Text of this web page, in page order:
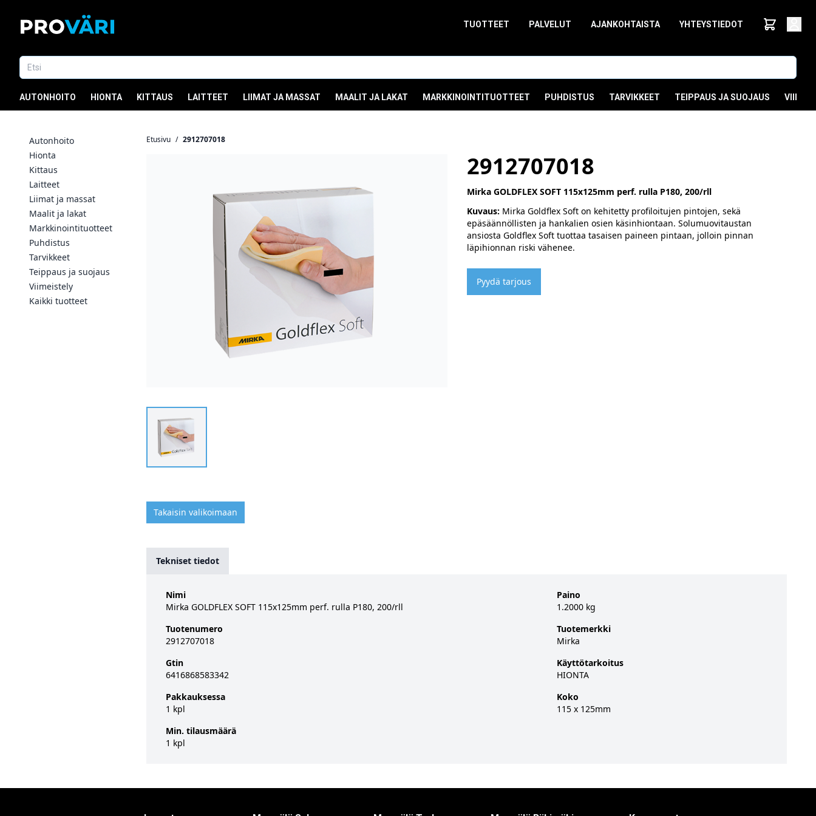
TUOTTEET PALVELUT AJANKOHTAISTA YHTEYSTIEDOT
AUTONHOITO HIONTA KITTAUS LAITTEET LIIMAT JA MASSAT MAALIT JA LAKAT MARKKINOINTITUOTTEET PUHDISTUS TARVIKKEET TEIPPAUS JA SUOJAUS
Autonhoito
Hionta
Kittaus
Laitteet
Liimat ja massat
Maalit ja lakat
Markkinointituotteet
Puhdistus
Tarvikkeet
Teippaus ja suojaus
Viimeistely
Kaikki tuotteet
Etusivu / 2912707018
2912707018
Mirka GOLDFLEX SOFT 115x125mm perf. rulla P180, 200/rll
Kuvaus: Mirka Goldflex Soft on kehitetty profiloitujen pintojen, sekä
epäsäännöllisten ja hankalien osien käsinhiontaan. Solumuovitaustan
ansiosta Goldflex Soft tuottaa tasaisen paineen pintaan, jolloin pinnan
läpihionnan riski vähenee.
Pyydä tarjous
Takaisin valikoimaan
Tekniset tiedot
Nimi
Mirka GOLDFLEX SOFT 115x125mm perf. rulla P180, 200/rll
Tuotenumero
2912707018
Gtin
6416868583342
Pakkauksessa
1 kpl
Min. tilausmäärä
1 kpl
Paino
1.2000 kg
Tuotemerkki
Mirka
Käyttötarkoitus
HIONTA
Koko
115 x 125mm